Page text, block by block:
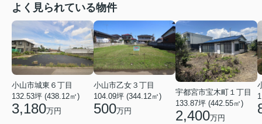
よく見られている物件
小山市城東６丁目
132.53坪 (438.12㎡)
3,180万円
小山市乙女３丁目
104.09坪 (344.12㎡)
500万円
宇都宮市宝木町１丁目
133.87坪 (442.55㎡)
2,400万円